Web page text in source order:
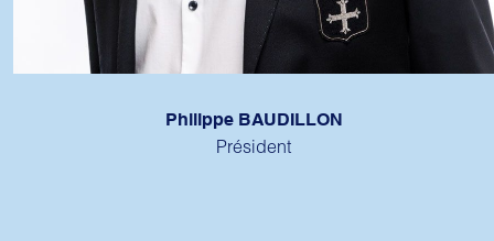
Philippe BAUDILLON
Président